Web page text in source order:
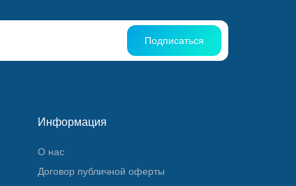
Подписаться
Информация
О нас
Договор публичной оферты